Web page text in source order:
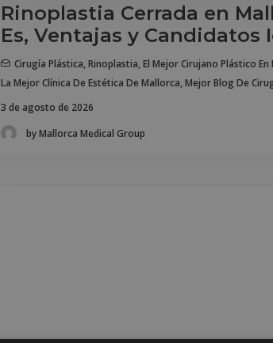
Rinoplastia Cerrada en
Es, Ventajas y Candidatos
Cirugía Plástica,Rinoplastia,El Mejor Cirujano Plástico En
La Mejor Clínica De Estética De Mallorca,Mejor Blog De
3 de agosto de 2026
by Mallorca Medical Group